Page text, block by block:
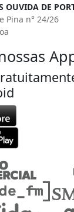
OUVIDA DE
Pina n° 24/26